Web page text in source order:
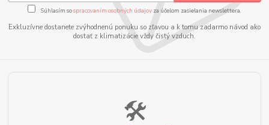
Súhlasím sospracovaním osobných údajov za účelom zasielania newslettera.
Exkluzívne dostanete zvýhodnenú ponuku so zľavou a k tomu zadarmo návod ako
dostať z klimatizácie vždy čistý vzduch.
🛠️